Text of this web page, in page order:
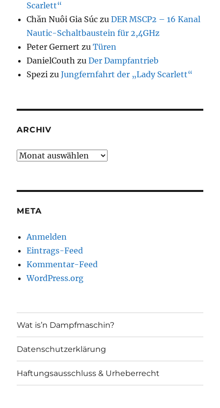
Scarlett“
Chăn Nuôi Gia Súc zuDER MSCP2 – 16 Kanal
Nautic-Schaltbaustein für 2,4GHz
Peter Gernert zuTüren
DanielCouth zuDer Dampfantrieb
Spezi zuJungfernfahrt der „Lady Scarlett“
ARCHIV
Archiv
META
Anmelden
Eintrags-Feed
Kommentar-Feed
WordPress.org
Wat is’n Dampfmaschin?
Datenschutzerklärung
Haftungsausschluss & Urheberrecht